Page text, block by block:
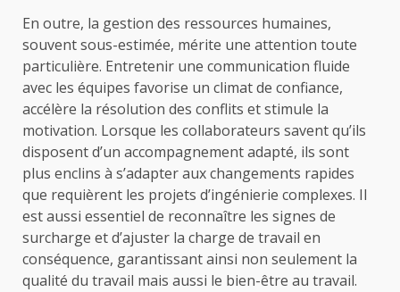
En outre, la gestion des ressources humaines,
souvent sous-estimée, mérite une attention toute
particulière. Entretenir une communication fluide
avec les équipes favorise un climat de confiance,
accélère la résolution des conflits et stimule la
motivation. Lorsque les collaborateurs savent qu’ils
disposent d’un accompagnement adapté, ils sont
plus enclins à s’adapter aux changements rapides
que requièrent les projets d’ingénierie complexes. Il
est aussi essentiel de reconnaître les signes de
surcharge et d’ajuster la charge de travail en
conséquence, garantissant ainsi non seulement la
qualité du travail mais aussi le bien-être au travail.